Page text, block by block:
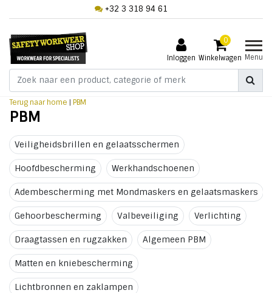
+32 3 318 94 61
Inloggen
0
Winkelwagen Menu
Terug naar home | PBM
PBM
Veiligheidsbrillen en gelaatsschermen
Hoofdbescherming Werkhandschoenen
Adembescherming met Mondmaskers en gelaatsmaskers
Gehoorbescherming Valbeveiliging Verlichting
Draagtassen en rugzakken Algemeen PBM
Matten en kniebescherming
Lichtbronnen en zaklampen